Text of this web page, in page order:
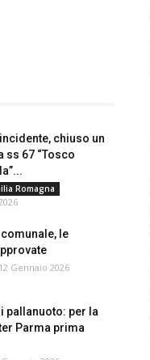
chiuso un
ss 67 “Tosco
Romagna
le
12 Gennaio 2026
pallanuoto: per la
Parma prima